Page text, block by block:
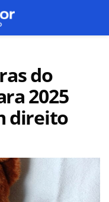
do
2025
direito